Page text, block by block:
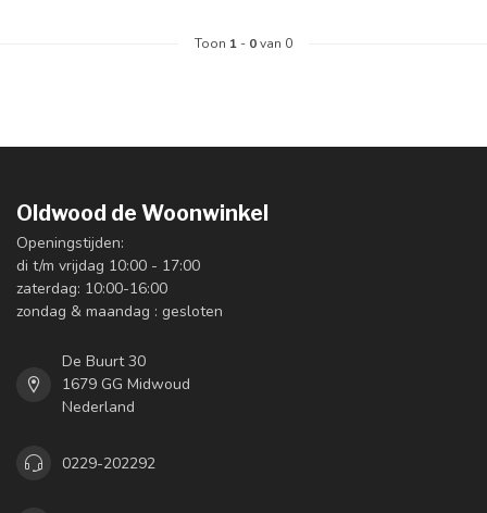
Toon 1 - 0van 0
Oldwood de Woonwinkel
Openingstijden:
di t/m vrijdag 10:00 - 17:00
zaterdag: 10:00-16:00
zondag & maandag : gesloten
De Buurt 30
1679 GG Midwoud
Nederland
0229-202292